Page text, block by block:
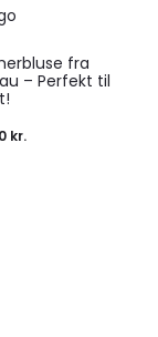
fra
– Perfekt til
kr.